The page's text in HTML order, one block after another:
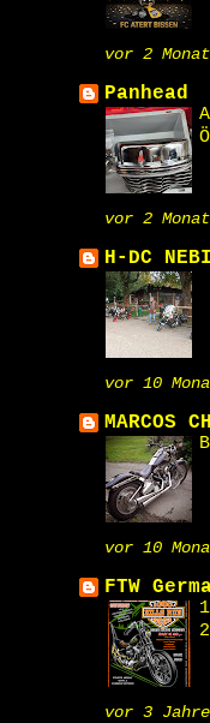
vor 2
Panhead
vor 2
H-DC NEBI
vor 10
MARCOS
vor 10
FTW
vor 3